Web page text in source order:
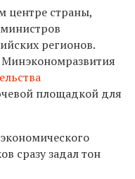
центре страны,
регионов.
площадкой для
сразу задал тон